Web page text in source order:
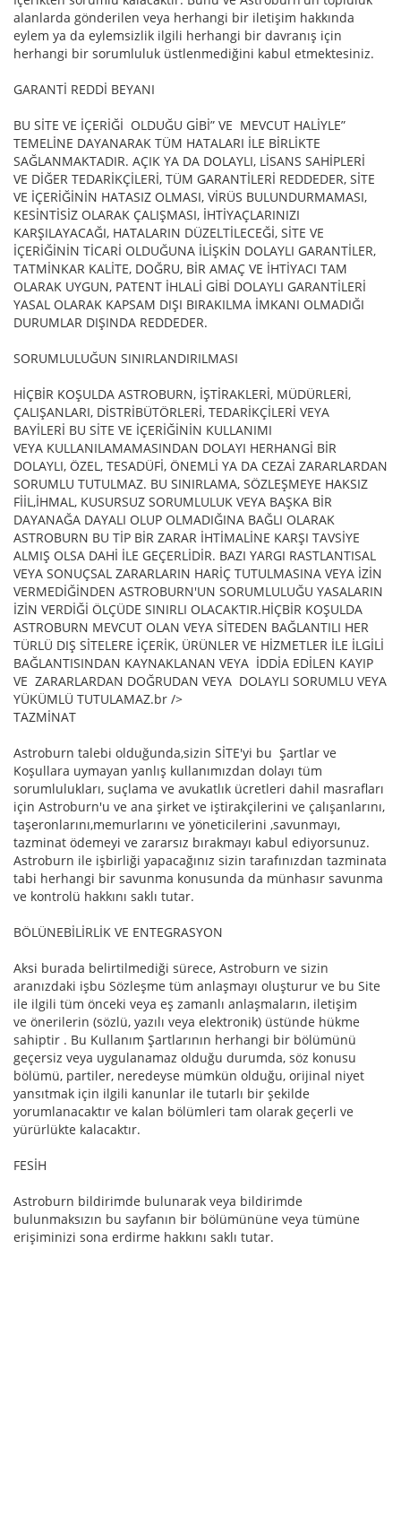
alanlarda gönderilen veya herhangi bir iletişim hakkında
eylem ya da eylemsizlik ilgili herhangi bir davranış için
herhangi bir sorumluluk üstlenmediğini kabul etmektesiniz.
GARANTİ REDDİ BEYANI
BU SİTE VE İÇERİĞİ OLDUĞU GİBİ” VE MEVCUT HALİYLE”
TEMELİNE DAYANARAK TÜM HATALARI İLE BİRLİKTE
SAĞLANMAKTADIR. AÇIK YA DA DOLAYLI, LİSANS SAHİPLERİ
VE DİĞER TEDARİKÇİLERİ, TÜM GARANTİLERİ REDDEDER, SİTE
VE İÇERİĞİNİN HATASIZ OLMASI, VİRÜS BULUNDURMAMASI,
KESİNTİSİZ OLARAK ÇALIŞMASI, İHTİYAÇLARINIZI
KARŞILAYACAĞI, HATALARIN DÜZELTİLECEĞİ, SİTE VE
İÇERİĞİNİN TİCARİ OLDUĞUNA İLİŞKİN DOLAYLI GARANTİLER,
TATMİNKAR KALİTE, DOĞRU, BİR AMAÇ VE İHTİYACI TAM
OLARAK UYGUN, PATENT İHLALİ GİBİ DOLAYLI GARANTİLERİ
YASAL OLARAK KAPSAM DIŞI BIRAKILMA İMKANI OLMADIĞI
DURUMLAR DIŞINDA REDDEDER.
SORUMLULUĞUN SINIRLANDIRILMASI
HİÇBİR KOŞULDA ASTROBURN, İŞTİRAKLERİ, MÜDÜRLERİ,
ÇALIŞANLARI, DİSTRİBÜTÖRLERİ, TEDARİKÇİLERİ VEYA
BAYİLERİ BU SİTE VE İÇERİĞİNİN KULLANIMI
VEYA KULLANILAMAMASINDAN DOLAYI HERHANGİ BİR
DOLAYLI, ÖZEL, TESADÜFİ, ÖNEMLİ YA DA CEZAİ ZARARLARDAN
SORUMLU TUTULMAZ. BU SINIRLAMA, SÖZLEŞMEYE HAKSIZ
FİİL,İHMAL, KUSURSUZ SORUMLULUK VEYA BAŞKA BİR
DAYANAĞA DAYALI OLUP OLMADIĞINA BAĞLI OLARAK
ASTROBURN BU TİP BİR ZARAR İHTİMALİNE KARŞI TAVSİYE
ALMIŞ OLSA DAHİ İLE GEÇERLİDİR. BAZI YARGI RASTLANTISAL
VEYA SONUÇSAL ZARARLARIN HARİÇ TUTULMASINA VEYA İZİN
VERMEDİĞİNDEN ASTROBURN'UN SORUMLULUĞU YASALARIN
İZİN VERDİĞİ ÖLÇÜDE SINIRLI OLACAKTIR.HİÇBİR KOŞULDA
ASTROBURN MEVCUT OLAN VEYA SİTEDEN BAĞLANTILI HER
TÜRLÜ DIŞ SİTELERE İÇERİK, ÜRÜNLER VE HİZMETLER İLE İLGİLİ
BAĞLANTISINDAN KAYNAKLANAN VEYA İDDİA EDİLEN KAYIP
VE ZARARLARDAN DOĞRUDAN VEYA DOLAYLI SORUMLU VEYA
YÜKÜMLÜ TUTULAMAZ.br />
TAZMİNAT
Astroburn talebi olduğunda,sizin SİTE'yi bu Şartlar ve
Koşullara uymayan yanlış kullanımızdan dolayı tüm
sorumlulukları, suçlama ve avukatlık ücretleri dahil masrafları
için Astroburn'u ve ana şirket ve iştirakçilerini ve çalışanlarını,
taşeronlarını,memurlarını ve yöneticilerini ,savunmayı,
tazminat ödemeyi ve zararsız bırakmayı kabul ediyorsunuz.
Astroburn ile işbirliği yapacağınız sizin tarafınızdan tazminata
tabi herhangi bir savunma konusunda da münhasır savunma
ve kontrolü hakkını saklı tutar.
BÖLÜNEBİLİRLİK VE ENTEGRASYON
Aksi burada belirtilmediği sürece, Astroburn ve sizin
aranızdaki işbu Sözleşme tüm anlaşmayı oluşturur ve bu Site
ile ilgili tüm önceki veya eş zamanlı anlaşmaların, iletişim
ve önerilerin (sözlü, yazılı veya elektronik) üstünde hükme
sahiptir . Bu Kullanım Şartlarının herhangi bir bölümünü
geçersiz veya uygulanamaz olduğu durumda, söz konusu
bölümü, partiler, neredeyse mümkün olduğu, orijinal niyet
yansıtmak için ilgili kanunlar ile tutarlı bir şekilde
yorumlanacaktır ve kalan bölümleri tam olarak geçerli ve
yürürlükte kalacaktır.
FESİH
Astroburn bildirimde bulunarak veya bildirimde
bulunmaksızın bu sayfanın bir bölümününe veya tümüne
erişiminizi sona erdirme hakkını saklı tutar.